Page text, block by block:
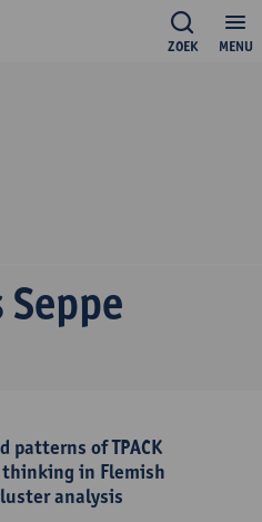
MENU
ZOEK
patterns of TPACK
in Flemish
analysis